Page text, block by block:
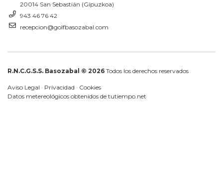
20014 San Sebastián (Gipuzkoa)
943 46 76 42
recepcion@golfbasozabal.com
R.N.C.G.S.S. Basozabal © 2026 Todos los derechos reservados
Aviso Legal · Privacidad · Cookies
Datos metereológicos obtenidos de tutiempo.net